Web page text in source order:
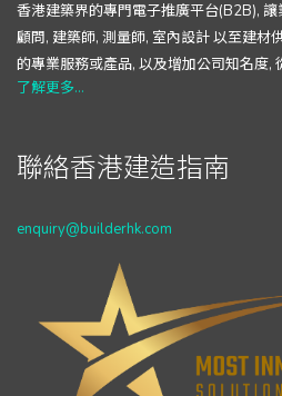
香港建築界的專門電子推廣平台(B2B),
顧問, 建築師, 測量師, 室內設計 以至建材
的專業服務或產品, 以及增加公司知名度,
了解更多...
聯絡香港建造指南
enquiry@builderhk.com